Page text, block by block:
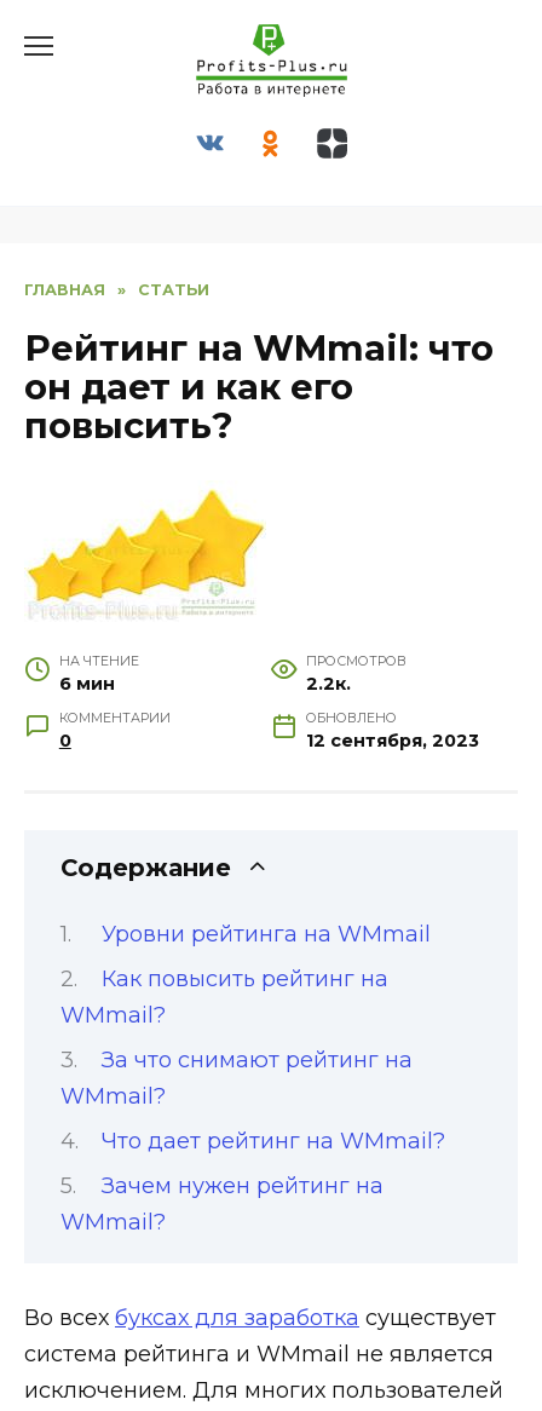
ГЛАВНАЯ » СТАТЬИ
Рейтинг на WMmail: что
он дает и как его
повысить?
НА ЧТЕНИЕ
6 мин
ПРОСМОТРОВ
2.2к.
КОММЕНТАРИИ
0
ОБНОВЛЕНО
12 сентября, 2023
Содержание
Уровни рейтинга на WMmail
Как повысить рейтинг на
WMmail?
За что снимают рейтинг на
WMmail?
Что дает рейтинг на WMmail?
Зачем нужен рейтинг на
WMmail?
Во всех буксах для заработка существует
система рейтинга и WMmail не является
исключением. Для многих пользователей